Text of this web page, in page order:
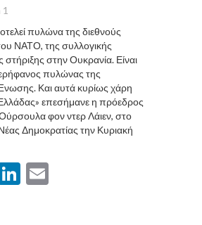
πυλώνα της διεθνούς
ΝΑΤΟ, της συλλογικής
στήριξης στην Ουκρανία. Είναι
πυλώνας της
Και αυτά κυρίως χάρη
επεσήμανε η πρόεδρος
φον ντερ Λάιεν, στο
Δημοκρατίας την Κυριακή
LinkedIn